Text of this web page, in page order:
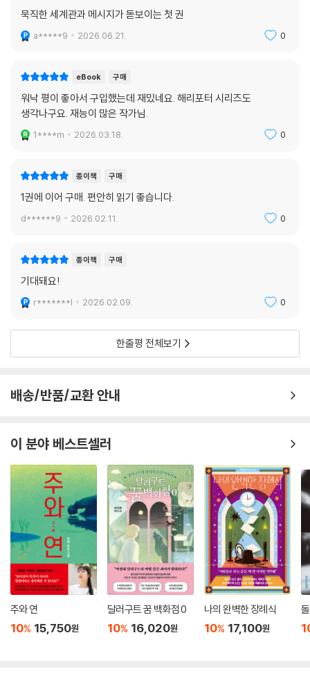
놀라운 판타지 세계를 창조해냈다. 이러한 옥스퍼드 판타지의 연장선상에
학 경험에 각종 역사 기록 및 문학작품의 세부 사항을 토대로 하여 초기 빅
있다.
주 무대인 유니버시티 칼리지, 래드클리프 카메라, 보들리언 도서관과 각
로 활보하는 주인공들의 동선을 따라가다 보면 마치 옥스퍼드로 여행 가서
후 다크 아카데미아 장르에서 가장 주목받는 걸작으로 불리는 이유다.
제국주의의 앞잡이로 선발된 식민지 아이들
이 소설의 주인공들은 레티샤 프라이스를 제외하면 식민지 출신이라는 공
통점을 갖고 있다. 대영제국의 막강한 슈퍼 파워를 지탱하는 근간인 은막
역원)이 중국과 인도 등의 식민지에서 언어에 탁월한 재능을 가진 아이들
로빈 스위프트: 바벨의 리더인 러벌 교수가 중국 광둥에서 중국인 여성과
영어를 배우며 자랐고, 어머니가 유행병으로 죽은 후 집으로 찾아온 러벌
라미(라미즈 라피 미르자): 인도 캘커타 출신으로 우르두어, 아랍어, 페르
어 천재. 라미의 가족은 영국인 귀족인 윌슨 경의 집에서 하인으로 일했는
데, 비상한 기억력과 말재주로 윌슨 경의 눈에 들어 엘리트 교육을 받았다.
빅투아르 데그라브: 서인도제도의 아이티 출신으로 크레욜어와 프랑스어,
그리스어와 라틴어에 능하다. 영국을 거쳐 프랑스에서 엘리트 가문의 하녀
(사실상 노예)로 있다가 고용주의 소개로 바벨에 입학하게 된다.
레티(레티샤 프라이스): 영국 해군 제독의 딸로 언어에 뛰어난 재능을 가
졌지만 여성 차별 때문에 원치 않는 결혼이 예정된 상황에서 옥스퍼드 재
학생인 오빠의 자살 후 간신히 바벨에 입학한다.
묵직한 세계관과 메시지가 돋보이는 첫 권
a*****9 2026.06.21. 0
eBook 구매
워낙 평이 좋아서 구입했는데 재밌네요. 해리포터 시리즈도
생각나구요. 재능이 많은 작가님.
1****m 2026.03.18. 0
종이책 구매
1권에 이어 구매. 편안히 읽기 좋습니다.
d******9 2026.02.11. 0
종이책 구매
기대돼요!
r*******l 2026.02.09. 0
한줄평 전체보기
배송/반품/교환 안내
이 분야 베스트셀러
주와 연
10% 15,750원
달러구트 꿈 백화점 0
10% 16,020원
나의 완벽한 장례식
10% 17,100원